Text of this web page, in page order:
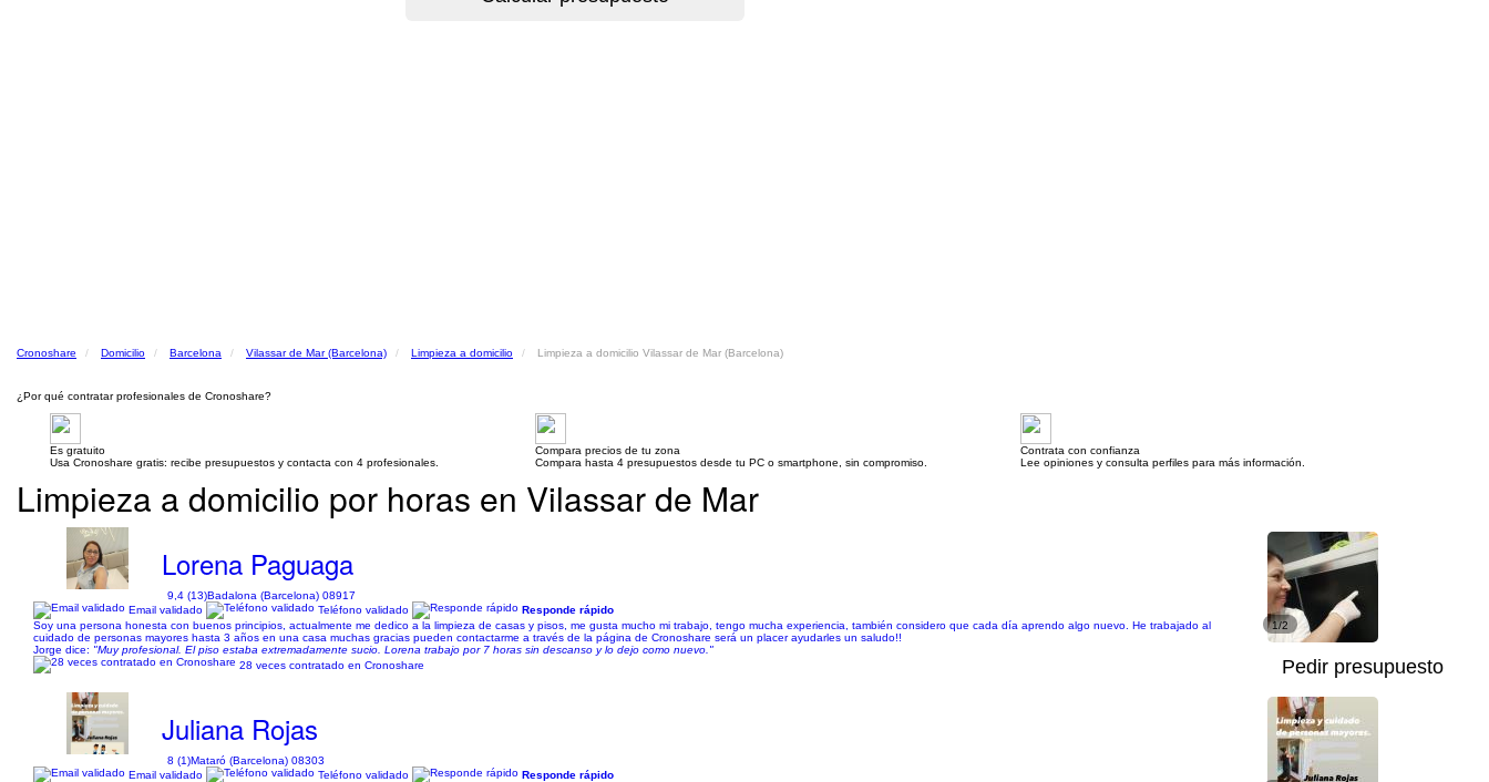
Cronoshare Domicilio Barcelona Vilassar de Mar (Barcelona) Limpieza a domicilio Limpieza a domicilio Vilassar de Mar (Barcelona)
¿Por qué contratar profesionales de Cronoshare?
Es gratuito
Usa Cronoshare gratis: recibe presupuestos y contacta con 4 profesionales.
Compara precios de tu zona
Compara hasta 4 presupuestos desde tu PC o smartphone, sin compromiso.
Contrata con confianza
Lee opiniones y consulta perfiles para más información.
Limpieza a domicilio por horas en Vilassar de Mar
Lorena Paguaga
9,4 (13)Badalona (Barcelona) 08917
Email validado
Teléfono validado
Responde rápido
Soy una persona honesta con buenos principios, actualmente me dedico a la limpieza de casas y pisos, me gusta mucho mi trabajo, tengo mucha experiencia, también considero que cada día aprendo algo nuevo. He trabajado al
cuidado de personas mayores hasta 3 años en una casa muchas gracias pueden contactarme a través de la página de Cronoshare será un placer ayudarles un saludo!!
Jorge dice: "Muy profesional. El piso estaba extremadamente sucio. Lorena trabajo por 7 horas sin descanso y lo dejo como nuevo."
28 veces contratado en Cronoshare
1/2
Pedir presupuesto
Juliana Rojas
8 (1)Mataró (Barcelona) 08303
Email validado
Teléfono validado
Responde rápido